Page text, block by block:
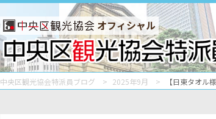
オフィシャル
中央区観光協会特派員ブログ 2025年9月 【日東タオル